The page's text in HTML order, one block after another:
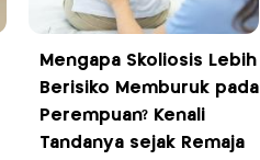
Mengapa Skoliosis Lebih
Berisiko Memburuk pada
Perempuan? Kenali
Tandanya sejak Remaja